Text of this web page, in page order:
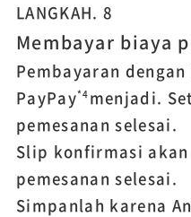
LANGKAH. 8
Membayar biaya
Pembayaran
PayPay*4 menjadi.
pemesanan selesai.
Slip konfirmasi
pemesanan selesai.
Simpanlah karena